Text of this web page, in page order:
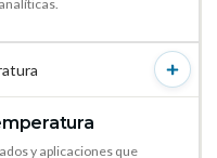
VER PRODUCTO →
y aplicaciones que